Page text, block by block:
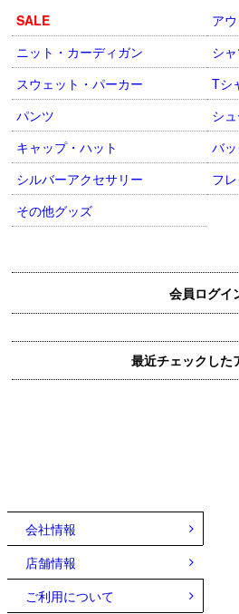
SALE
ア
ニット・カーディガン
シ
スウェット・パーカー
Tシ
パンツ
シ
キャップ・ハット
バ
シルバーアクセサリー
フ
その他グッズ
会員ログイ
最近チェックした
会社情報
店舗情報
ご利用について